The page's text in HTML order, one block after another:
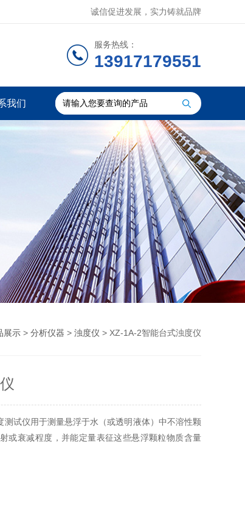
诚信促进发展，实力铸就品牌
服务热线：
13917179551
我们
展示 > 分析仪器 > 浊度仪 > XZ-1A-2智能台式浊度仪
测试仪用于测量悬浮于水（或透明液体）中不溶性颗
或衰减程度，并能定量表征这些悬浮颗粒物质含量